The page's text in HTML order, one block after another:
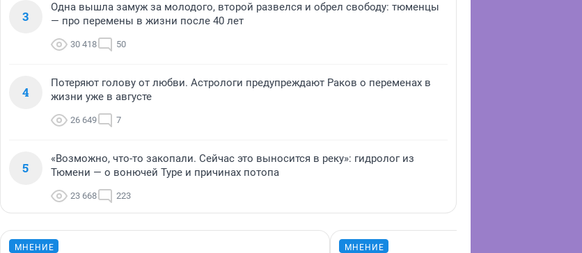
3
Одна вышла замуж за молодого, второй развелся и обрел свободу: тюменцы
— про перемены в жизни после 40 лет
30 418 50
4
Потеряют голову от любви. Астрологи предупреждают Раков о переменах в
жизни уже в августе
26 649 7
5
«Возможно, что-то закопали. Сейчас это выносится в реку»: гидролог из
Тюмени — о вонючей Туре и причинах потопа
23 668 223
МНЕНИЕ МНЕНИЕ